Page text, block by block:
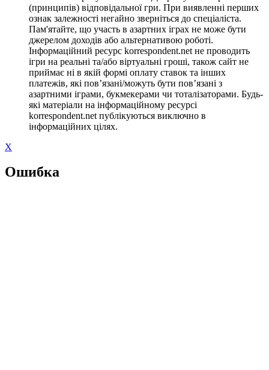
(принципів) відповідальної гри. При виявленні перших
ознак залежності негайно зверніться до спеціаліста.
Пам'ятайте, що участь в азартних іграх не може бути
джерелом доходів або альтернативою роботі.
Інформаційний ресурс korrespondent.net не проводить
ігри на реальні та/або віртуальні гроші, також сайт не
приймає ні в якій формі оплату ставок та інших
платежів, які пов’язані/можуть бути пов’язані з
азартними іграми, букмекерами чи тоталізаторами. Будь-
які матеріали на інформаційному ресурсі
korrespondent.net публікуються виключно в
інформаційних цілях.
X
Ошибка